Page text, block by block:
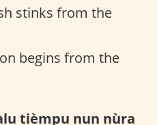
stinks from the
begins from the
tièmpu nun nùra